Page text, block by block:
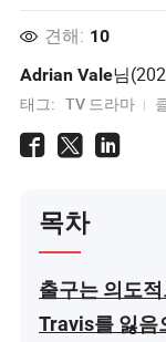
견해: 10
Adrian Vale님(
태그: TV 드라마
목차
출구는 의도
Travis를 잃음